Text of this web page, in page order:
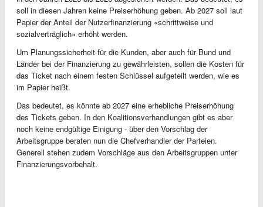
soll in diesen Jahren keine Preiserhöhung geben. Ab 2027 soll laut
Papier der Anteil der Nutzerfinanzierung «schrittweise und
sozialverträglich» erhöht werden.
Um Planungssicherheit für die Kunden, aber auch für Bund und
Länder bei der Finanzierung zu gewährleisten, sollen die Kosten für
das Ticket nach einem festen Schlüssel aufgeteilt werden, wie es
im Papier heißt.
Das bedeutet, es könnte ab 2027 eine erhebliche Preiserhöhung
des Tickets geben. In den Koalitionsverhandlungen gibt es aber
noch keine endgültige Einigung - über den Vorschlag der
Arbeitsgruppe beraten nun die Chefverhandler der Parteien.
Generell stehen zudem Vorschläge aus den Arbeitsgruppen unter
Finanzierungsvorbehalt.